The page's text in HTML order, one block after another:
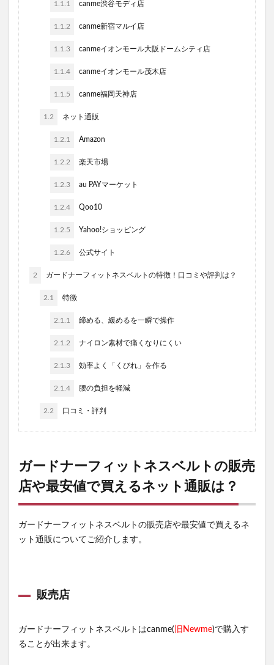
1.1.1 canme渋谷モディ店
1.1.2 canme新宿マルイ店
1.1.3 canmeイオンモール大阪ドームシティ店
1.1.4 canmeイオンモール茂木店
1.1.5 canme福岡天神店
1.2 ネット通販
1.2.1 Amazon
1.2.2 楽天市場
1.2.3 au PAYマーケット
1.2.4 Qoo10
1.2.5 Yahoo!ショッピング
1.2.6 公式サイト
2 ガードナーフィットネスベルトの特徴！口コミや評判は？
2.1 特徴
2.1.1 締める、緩めるを一瞬で操作
2.1.2 ナイロン素材で痛くなりにくい
2.1.3 効率よく「くびれ」を作る
2.1.4 腰の負担を軽減
2.2 口コミ・評判
ガードナーフィットネスベルトの販売
店や最安値で買えるネット通販は？
ガードナーフィットネスベルトの販売店や最安値で買えるネ
ット通販についてご紹介します。
販売店
ガードナーフィットネスベルトはcanme( 旧Newme)で購入す
ることが出来ます。